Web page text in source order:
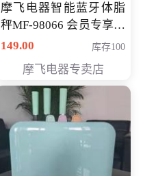
摩飞电器智能蓝牙体脂
秤MF-98066 会员专享价
98元
149.00 库存100
摩飞电器专卖店